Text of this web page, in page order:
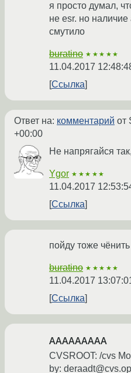
я просто думал,
не esr. но
смутило
buratino ★★★★★
11.04.2017
Ссылка
Ответ на: комментарий от
+00:00
Не напрягайся
Ygor ★★★★★
11.04.2017
Ссылка
пойду тоже
buratino ★★★★★
11.04.2017
Ссылка
ААААААААА
CVSROOT: /cvs
by: